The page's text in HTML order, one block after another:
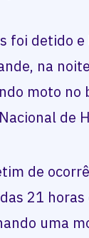
foi detido
na
moto no
de
de
21
uma